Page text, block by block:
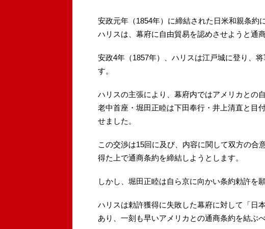
安政元年（1854年）に締結された日米和親条約
ハリスは、幕府に自由貿易を認めさせようと通
安政4年（1857年）、ハリスは江戸城に登り、
す。
ハリスの主張により、幕府内ではアメリカとの
老中首座・堀田正睦は下田奉行・井上清直と目
せました。
この交渉は15回に及び、内容に関して双方の合
得た上で通商条約を締結しようとします。
しかし、堀田正睦は自ら京に向かい条約勅許を
ハリスは勅許獲得に失敗した幕府に対して「日
あり、一刻も早いアメリカとの通商条約を結ぶ